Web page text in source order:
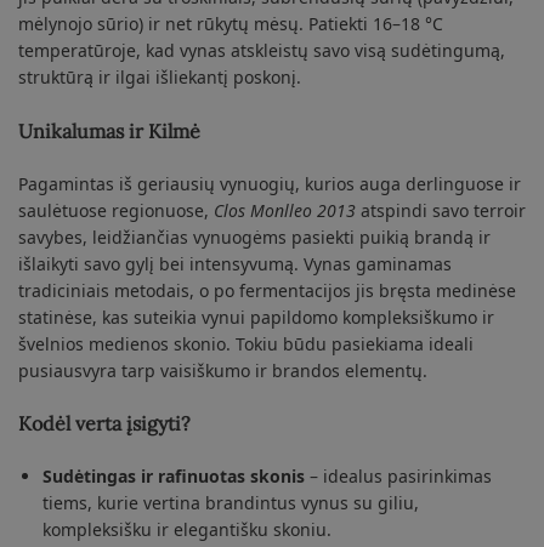
mėlynojo sūrio) ir net rūkytų mėsų. Patiekti 16–18 °C
temperatūroje, kad vynas atskleistų savo visą sudėtingumą,
struktūrą ir ilgai išliekantį poskonį.
Unikalumas ir Kilmė
Pagamintas iš geriausių vynuogių, kurios auga derlinguose ir
saulėtuose regionuose, Clos Monlleo 2013 atspindi savo terroir
savybes, leidžiančias vynuogėms pasiekti puikią brandą ir
išlaikyti savo gylį bei intensyvumą. Vynas gaminamas
tradiciniais metodais, o po fermentacijos jis bręsta medinėse
statinėse, kas suteikia vynui papildomo kompleksiškumo ir
švelnios medienos skonio. Tokiu būdu pasiekiama ideali
pusiausvyra tarp vaisiškumo ir brandos elementų.
Kodėl verta įsigyti?
Sudėtingas ir rafinuotas skonis – idealus pasirinkimas
tiems, kurie vertina brandintus vynus su giliu,
kompleksišku ir elegantišku skoniu.